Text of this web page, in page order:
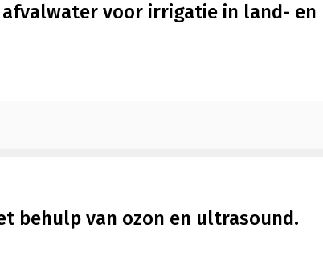
voor irrigatie in land- en
behulp van ozon en ultrasound.